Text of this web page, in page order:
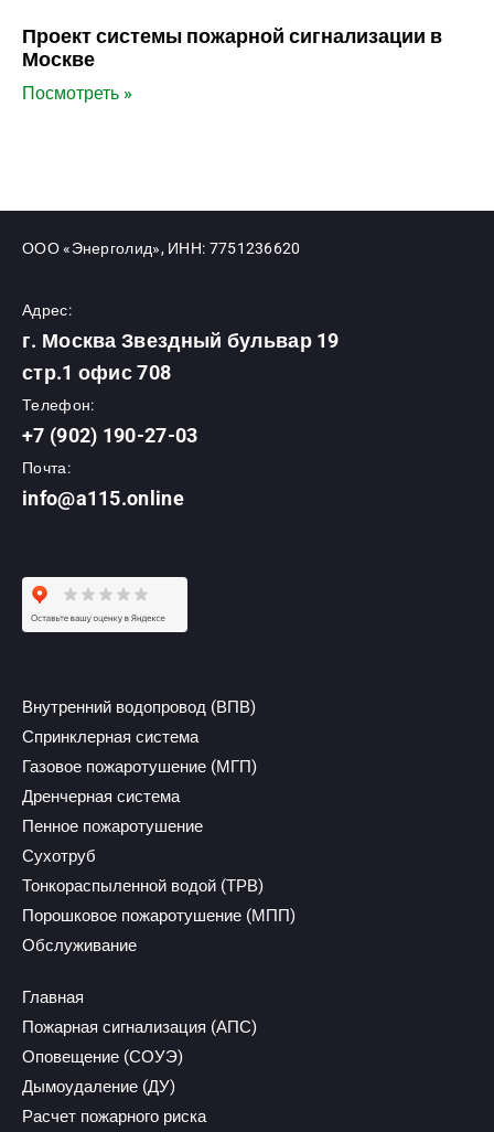
Проект системы пожарной сигнализации в
Москве
Посмотреть »
Главная
Пожарная сигнализация (АПС)
Оповещение (СОУЭ)
Дымоудаление (ДУ)
Расчет пожарного риска
Внутренний водопровод (ВПВ)
Спринклерная система
Газовое пожаротушение (МГП)
Дренчерная система
Пенное пожаротушение
Сухотруб
Тонкораспыленной водой (ТРВ)
Порошковое пожаротушение (МПП)
Обслуживание
ООО «Энерголид», ИНН: 7751236620
Адрес:
г. Москва Звездный бульвар 19
стр.1 офис 708
Телефон:
+7 (902) 190-27-03
Почта:
info@a115.online